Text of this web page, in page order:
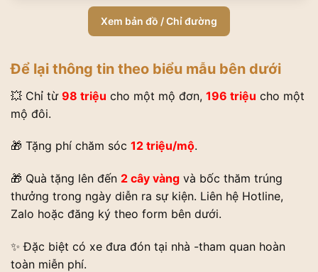
Xem bản đồ / Chỉ đường
Để lại thông tin theo biểu mẫu bên dưới
💥 Chỉ từ 98 triệu cho một mộ đơn, 196 triệu cho một
mộ đôi.
🎁 Tặng phí chăm sóc 12 triệu/mộ.
🎁 Quà tặng lên đến 2 cây vàng và bốc thăm trúng
thưởng trong ngày diễn ra sự kiện. Liên hệ Hotline,
Zalo hoặc đăng ký theo form bên dưới.
✨ Đặc biệt có xe đưa đón tại nhà -tham quan hoàn
toàn miễn phí.